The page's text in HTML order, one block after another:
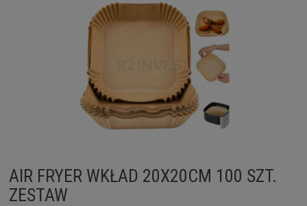
AIR FRYER WKŁAD 20X20CM 100 SZT.
ZESTAW